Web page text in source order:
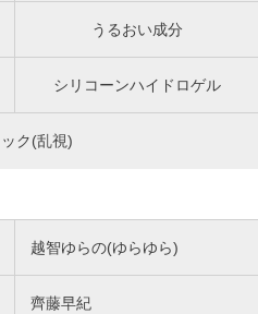
うるおい成分
シリコーンハイドロゲル
ック(乱視)
越智ゆらの(ゆらゆら)
齊藤早紀